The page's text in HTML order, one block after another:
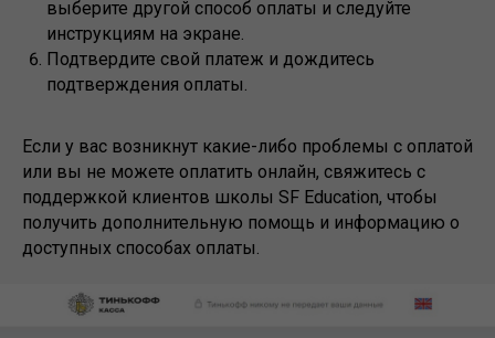
выберите другой способ оплаты и следуйте
инструкциям на экране.
Подтвердите свой платеж и дождитесь
подтверждения оплаты.
Если у вас возникнут какие-либо проблемы с оплатой
или вы не можете оплатить онлайн, свяжитесь с
поддержкой клиентов школы SF Education, чтобы
получить дополнительную помощь и информацию о
доступных способах оплаты.